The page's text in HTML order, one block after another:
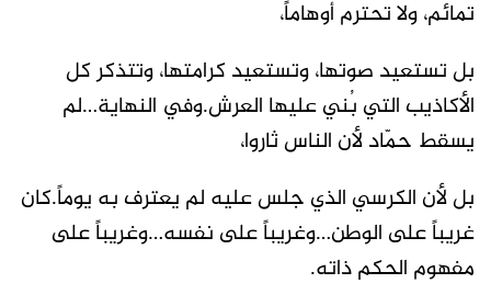
تمائم، ولا تحترم أوهاماً،
بل تستعيد صوتها، وتستعيد كرامتها، وتتذكر كل
الأكاذيب التي بُني عليها العرش.وفي النهاية…لم
يسقط حمّاد لأن الناس ثاروا،
بل لأن الكرسي الذي جلس عليه لم يعترف به يوماً.كان
غريباً على الوطن…وغريباً على نفسه…وغريباً على
مفهوم الحكم ذاته.